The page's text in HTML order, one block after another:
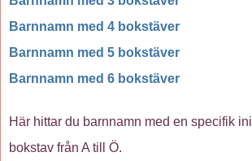
Barnnamn med 4 bokstäver
Barnnamn med 5 bokstäver
Barnnamn med 6 bokstäver
Här hittar du barnnamn med en specifik
bokstav från A till Ö.